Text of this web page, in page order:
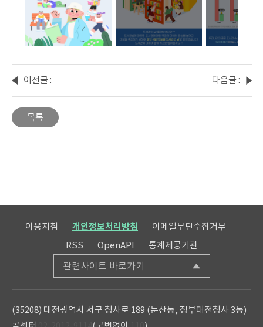
이전글 :
2026-
02화 :
숫자로
다음글 :
2026-
목록
이용지침 개인정보처리방침
이메일무단수집거부
RSS
OpenAPI 통계제공기관
관련사이트 바로가기
(35208) 대전광역시 서구 청사로 189 (둔산동, 정부대전청사 3동)